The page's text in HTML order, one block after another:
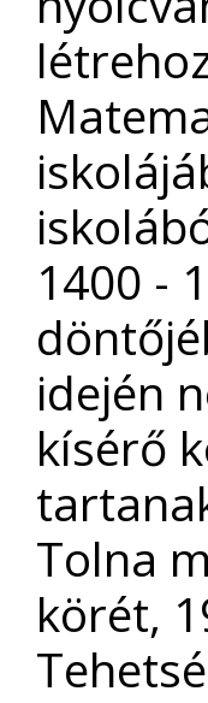
1400 -
idején
kísérő
Tolna
körét,